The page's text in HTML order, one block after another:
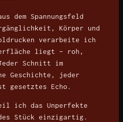
dem Spannungsfeld
Körper und
verarbeite ich
liegt – roh,
Schnitt im
Geschichte, jeder
gesetztes Echo.
ich das Unperfekte
Stück einzigartig.